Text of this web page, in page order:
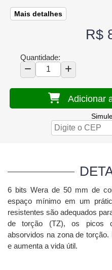
Mais detalhes
R$
Quantidade:
Adicionar
6 bits Wera de 50 mm de
espaço mínimo em um
resistentes são adequados
de torção (TZ), os picos
absorvidos na zona de torção.
e aumenta a vida útil.